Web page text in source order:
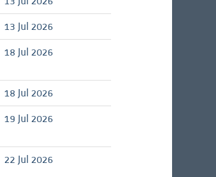
13 Jul 2026
18 Jul 2026
18 Jul 2026
19 Jul 2026
22 Jul 2026